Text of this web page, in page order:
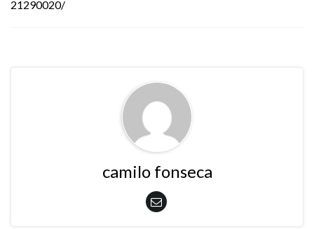
21290020/
camilo fonseca